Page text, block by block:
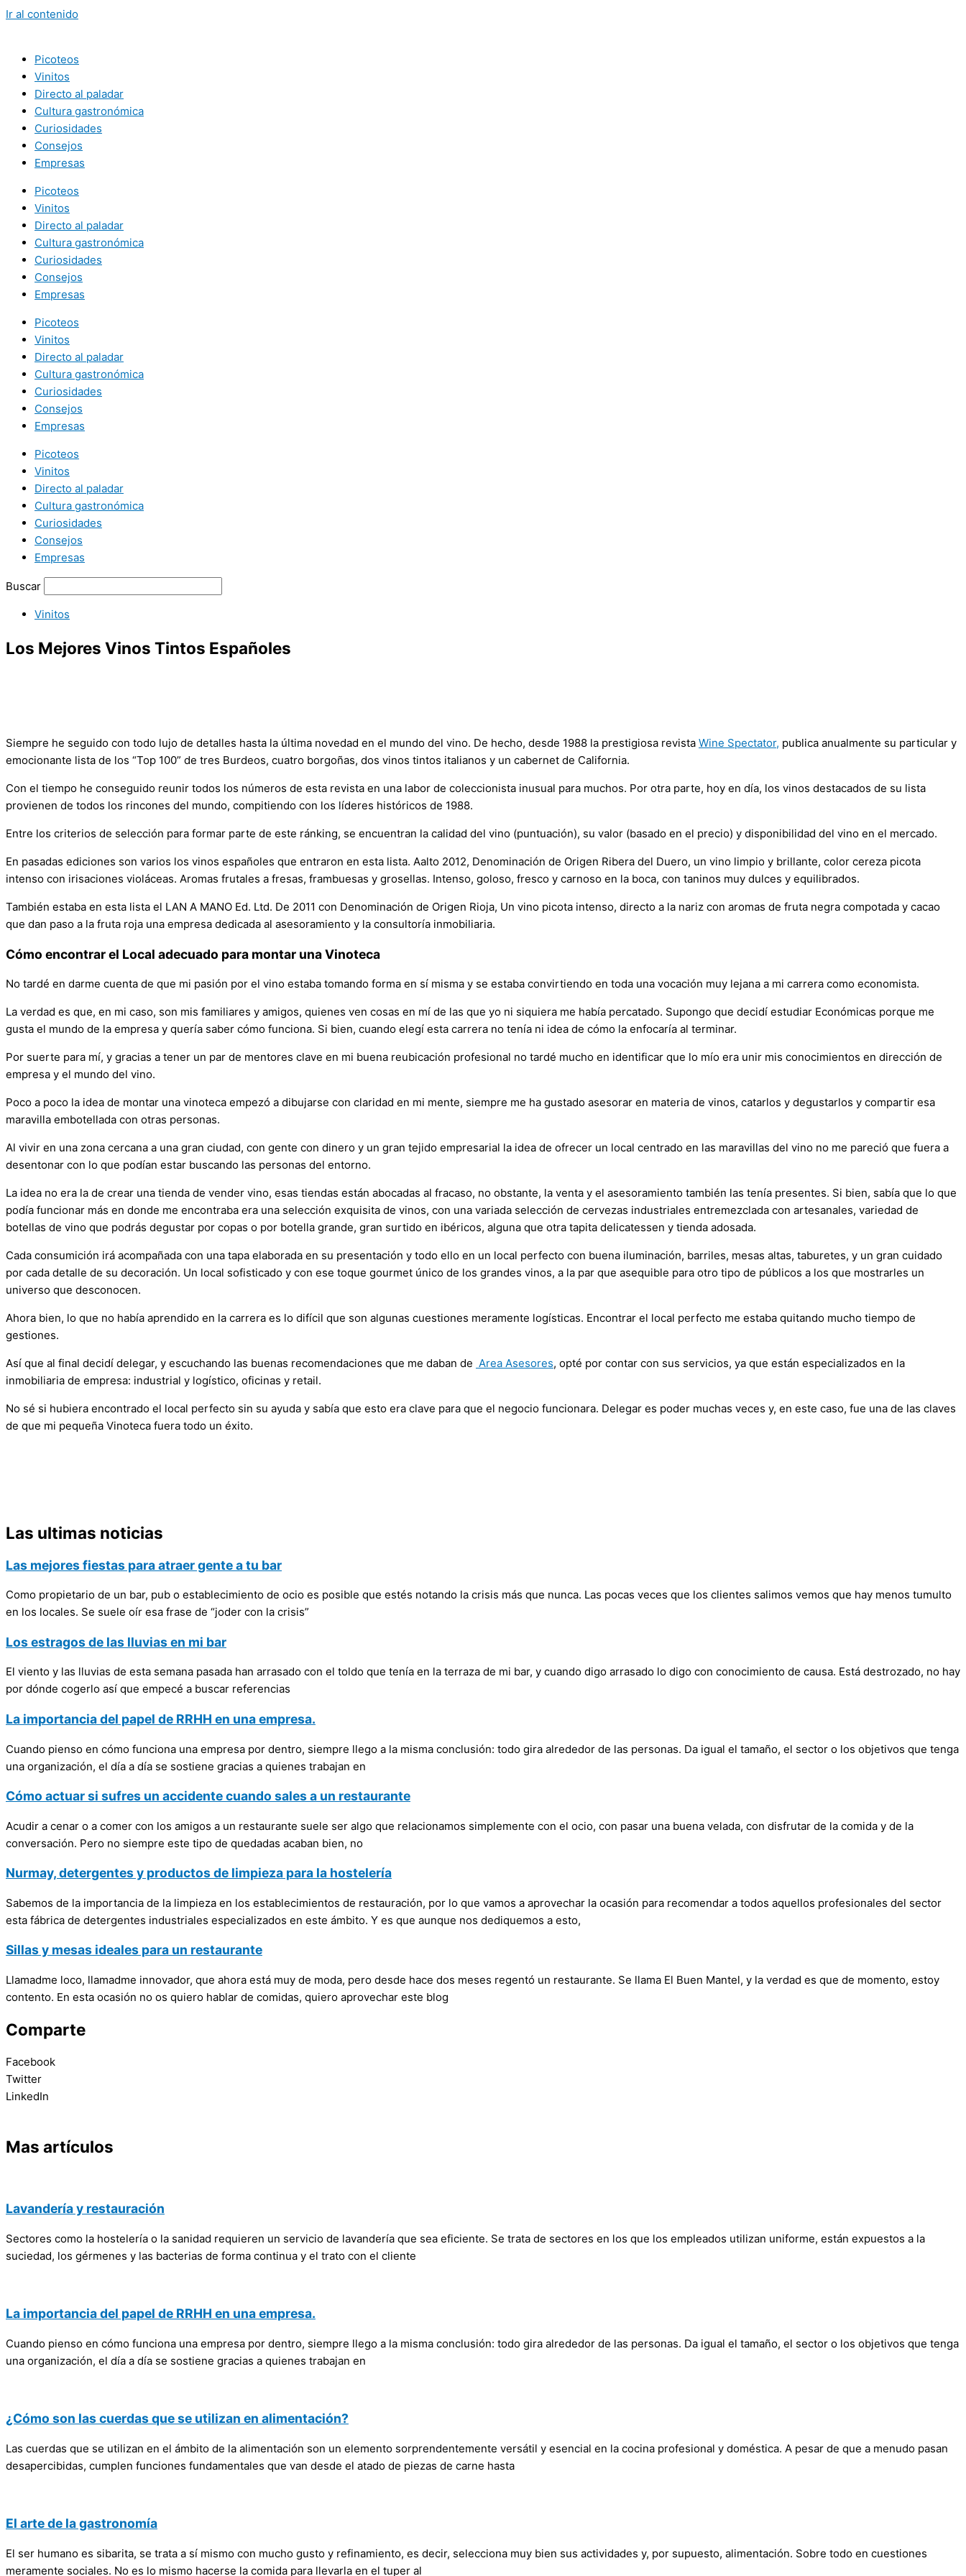
Ir al contenido
Picoteos
Vinitos
Directo al paladar
Cultura gastronómica
Curiosidades
Consejos
Empresas
Picoteos
Vinitos
Directo al paladar
Cultura gastronómica
Curiosidades
Consejos
Empresas
Picoteos
Vinitos
Directo al paladar
Cultura gastronómica
Curiosidades
Consejos
Empresas
Picoteos
Vinitos
Directo al paladar
Cultura gastronómica
Curiosidades
Consejos
Empresas
Buscar
Vinitos
Los Mejores Vinos Tintos Españoles
Siempre he seguido con todo lujo de detalles hasta la última novedad en el mundo del vino. De hecho, desde 1988 la prestigiosa revista Wine Spectator, publica anualmente su particular y
emocionante lista de los “Top 100” de tres Burdeos, cuatro borgoñas, dos vinos tintos italianos y un cabernet de California.
Con el tiempo he conseguido reunir todos los números de esta revista en una labor de coleccionista inusual para muchos. Por otra parte, hoy en día, los vinos destacados de su lista
provienen de todos los rincones del mundo, compitiendo con los líderes históricos de 1988.
Entre los criterios de selección para formar parte de este ránking, se encuentran la calidad del vino (puntuación), su valor (basado en el precio) y disponibilidad del vino en el mercado.
En pasadas ediciones son varios los vinos españoles que entraron en esta lista. Aalto 2012, Denominación de Origen Ribera del Duero, un vino limpio y brillante, color cereza picota
intenso con irisaciones violáceas. Aromas frutales a fresas, frambuesas y grosellas. Intenso, goloso, fresco y carnoso en la boca, con taninos muy dulces y equilibrados.
También estaba en esta lista el LAN A MANO Ed. Ltd. De 2011 con Denominación de Origen Rioja, Un vino picota intenso, directo a la nariz con aromas de fruta negra compotada y cacao
que dan paso a la fruta roja una empresa dedicada al asesoramiento y la consultoría inmobiliaria.
Cómo encontrar el Local adecuado para montar una Vinoteca
No tardé en darme cuenta de que mi pasión por el vino estaba tomando forma en sí misma y se estaba convirtiendo en toda una vocación muy lejana a mi carrera como economista.
La verdad es que, en mi caso, son mis familiares y amigos, quienes ven cosas en mí de las que yo ni siquiera me había percatado. Supongo que decidí estudiar Económicas porque me
gusta el mundo de la empresa y quería saber cómo funciona. Si bien, cuando elegí esta carrera no tenía ni idea de cómo la enfocaría al terminar.
Por suerte para mí, y gracias a tener un par de mentores clave en mi buena reubicación profesional no tardé mucho en identificar que lo mío era unir mis conocimientos en dirección de
empresa y el mundo del vino.
Poco a poco la idea de montar una vinoteca empezó a dibujarse con claridad en mi mente, siempre me ha gustado asesorar en materia de vinos, catarlos y degustarlos y compartir esa
maravilla embotellada con otras personas.
Al vivir en una zona cercana a una gran ciudad, con gente con dinero y un gran tejido empresarial la idea de ofrecer un local centrado en las maravillas del vino no me pareció que fuera a
desentonar con lo que podían estar buscando las personas del entorno.
La idea no era la de crear una tienda de vender vino, esas tiendas están abocadas al fracaso, no obstante, la venta y el asesoramiento también las tenía presentes. Si bien, sabía que lo que
podía funcionar más en donde me encontraba era una selección exquisita de vinos, con una variada selección de cervezas industriales entremezclada con artesanales, variedad de
botellas de vino que podrás degustar por copas o por botella grande, gran surtido en ibéricos, alguna que otra tapita delicatessen y tienda adosada.
Cada consumición irá acompañada con una tapa elaborada en su presentación y todo ello en un local perfecto con buena iluminación, barriles, mesas altas, taburetes, y un gran cuidado
por cada detalle de su decoración. Un local sofisticado y con ese toque gourmet único de los grandes vinos, a la par que asequible para otro tipo de públicos a los que mostrarles un
universo que desconocen.
Ahora bien, lo que no había aprendido en la carrera es lo difícil que son algunas cuestiones meramente logísticas. Encontrar el local perfecto me estaba quitando mucho tiempo de
gestiones.
Así que al final decidí delegar, y escuchando las buenas recomendaciones que me daban de Area Asesores, opté por contar con sus servicios, ya que están especializados en la
inmobiliaria de empresa: industrial y logístico, oficinas y retail.
No sé si hubiera encontrado el local perfecto sin su ayuda y sabía que esto era clave para que el negocio funcionara. Delegar es poder muchas veces y, en este caso, fue una de las claves
de que mi pequeña Vinoteca fuera todo un éxito.
Las ultimas noticias
Las mejores fiestas para atraer gente a tu bar
Como propietario de un bar, pub o establecimiento de ocio es posible que estés notando la crisis más que nunca. Las pocas veces que los clientes salimos vemos que hay menos tumulto
en los locales. Se suele oír esa frase de “joder con la crisis”
Los estragos de las lluvias en mi bar
El viento y las lluvias de esta semana pasada han arrasado con el toldo que tenía en la terraza de mi bar, y cuando digo arrasado lo digo con conocimiento de causa. Está destrozado, no hay
por dónde cogerlo así que empecé a buscar referencias
La importancia del papel de RRHH en una empresa.
Cuando pienso en cómo funciona una empresa por dentro, siempre llego a la misma conclusión: todo gira alrededor de las personas. Da igual el tamaño, el sector o los objetivos que tenga
una organización, el día a día se sostiene gracias a quienes trabajan en
Cómo actuar si sufres un accidente cuando sales a un restaurante
Acudir a cenar o a comer con los amigos a un restaurante suele ser algo que relacionamos simplemente con el ocio, con pasar una buena velada, con disfrutar de la comida y de la
conversación. Pero no siempre este tipo de quedadas acaban bien, no
Nurmay, detergentes y productos de limpieza para la hostelería
Sabemos de la importancia de la limpieza en los establecimientos de restauración, por lo que vamos a aprovechar la ocasión para recomendar a todos aquellos profesionales del sector
esta fábrica de detergentes industriales especializados en este ámbito. Y es que aunque nos dediquemos a esto,
Sillas y mesas ideales para un restaurante
Llamadme loco, llamadme innovador, que ahora está muy de moda, pero desde hace dos meses regentó un restaurante. Se llama El Buen Mantel, y la verdad es que de momento, estoy
contento. En esta ocasión no os quiero hablar de comidas, quiero aprovechar este blog
Comparte
Facebook
Twitter
LinkedIn
Mas artículos
Lavandería y restauración
Sectores como la hostelería o la sanidad requieren un servicio de lavandería que sea eficiente. Se trata de sectores en los que los empleados utilizan uniforme, están expuestos a la
suciedad, los gérmenes y las bacterias de forma continua y el trato con el cliente
La importancia del papel de RRHH en una empresa.
Cuando pienso en cómo funciona una empresa por dentro, siempre llego a la misma conclusión: todo gira alrededor de las personas. Da igual el tamaño, el sector o los objetivos que tenga
una organización, el día a día se sostiene gracias a quienes trabajan en
¿Cómo son las cuerdas que se utilizan en alimentación?
Las cuerdas que se utilizan en el ámbito de la alimentación son un elemento sorprendentemente versátil y esencial en la cocina profesional y doméstica. A pesar de que a menudo pasan
desapercibidas, cumplen funciones fundamentales que van desde el atado de piezas de carne hasta
El arte de la gastronomía
El ser humano es sibarita, se trata a sí mismo con mucho gusto y refinamiento, es decir, selecciona muy bien sus actividades y, por supuesto, alimentación. Sobre todo en cuestiones
meramente sociales. No es lo mismo hacerse la comida para llevarla en el tuper al